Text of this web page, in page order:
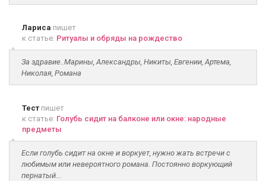
Лариса пишет
к статье: Ритуалы и обряды на рождество
За здравие..Марины, Александры, Никиты, Евгении, Артема,
Николая, Романа
Тест пишет
к статье: Голубь сидит на балконе или окне: народные
предметы
Если голубь сидит на окне и воркует, нужно жать встречи с
любимым или невероятного романа. Постоянно воркующий
пернатый...